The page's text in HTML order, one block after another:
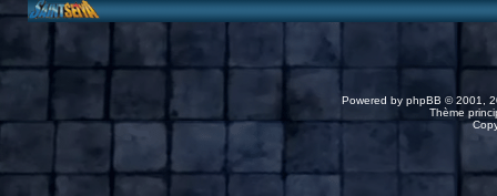
Powered by phpBB © 2001,
Thème